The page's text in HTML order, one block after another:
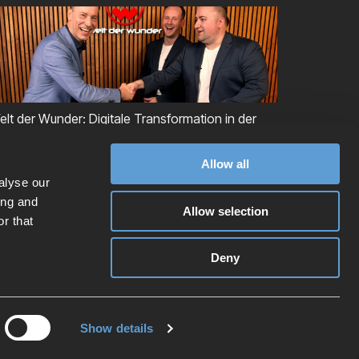
our
and
that
Show details
Allow all
Allow selection
Deny
der Wunder: Digitale Transformation in der
FacebookInstagram
Linkedin